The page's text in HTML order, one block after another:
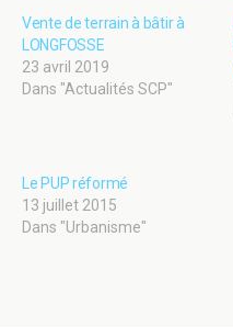
Vente de terrain à bâtir à
LONGFOSSE
23 avril 2019
Dans "Actualités SCP"
Le PUP réformé
13 juillet 2015
Dans "Urbanisme"